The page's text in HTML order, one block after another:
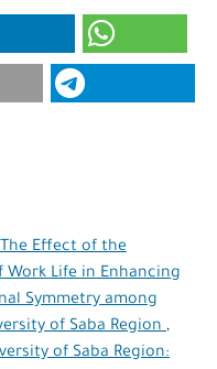
The Effect of the
Life in Enhancing
Symmetry among
of Saba Region,
of Saba Region: